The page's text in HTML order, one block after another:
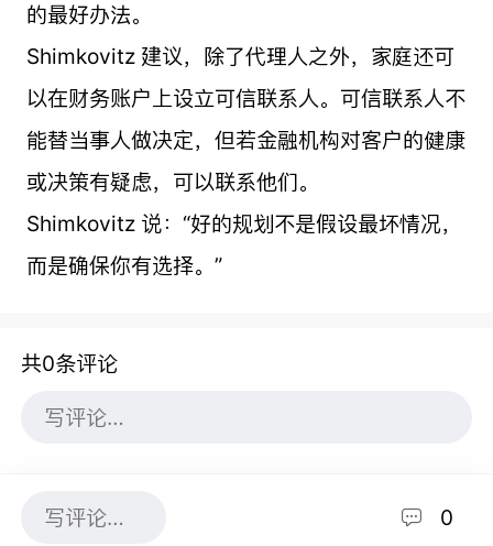
的最好办法。
Shimkovitz 建议，除了代理人之外，家庭还可
以在财务账户上设立可信联系人。可信联系人不
能替当事人做决定，但若金融机构对客户的健康
或决策有疑虑，可以联系他们。
Shimkovitz 说：“好的规划不是假设最坏情况，
而是确保你有选择。”
共0条评论
0